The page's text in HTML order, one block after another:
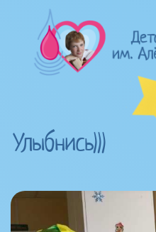
Улыбнись)))